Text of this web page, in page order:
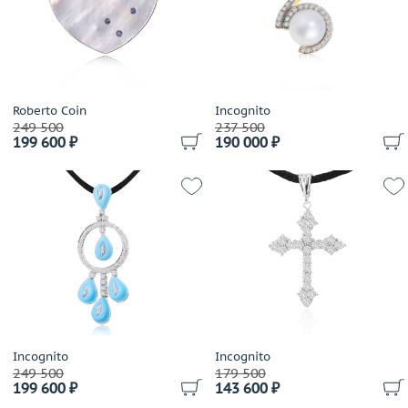
Franck Muller
Frey Wille
German Kabirski
Gianni Lazzaro
Gold Dreams
Grissoni
H.Stern
IO SI
Judith Ripka
Loree Rodkin
Lykov`s Jewellery
Mauboussin
Maxim Demidov
Roberto Coin
249 500
199 600 ₽
Incognito
237 500
190 000 ₽
Incognito
249 500
199 600 ₽
Incognito
179 500
143 600 ₽